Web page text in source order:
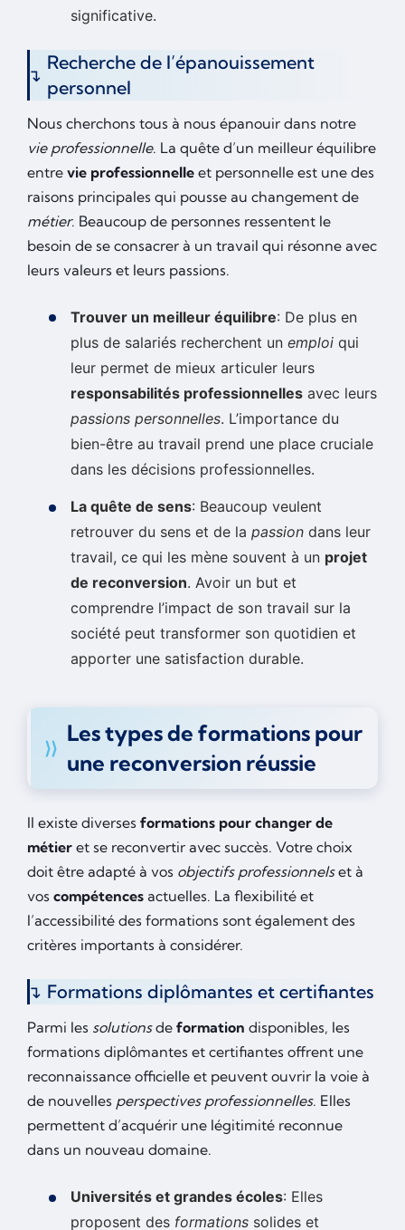
significative.
Recherche de l’épanouissement
personnel
Nous cherchons tous à nous épanouir dans notre
vie professionnelle. La quête d’un meilleur équilibre
entre vie professionnelle et personnelle est une des
raisons principales qui pousse au changement de
métier. Beaucoup de personnes ressentent le
besoin de se consacrer à un travail qui résonne avec
leurs valeurs et leurs passions.
Trouver un meilleur équilibre: De plus en
plus de salariés recherchent un emploi qui
leur permet de mieux articuler leurs
responsabilités professionnelles avec leurs
passions personnelles. L’importance du
bien-être au travail prend une place cruciale
dans les décisions professionnelles.
La quête de sens: Beaucoup veulent
retrouver du sens et de la passion dans leur
travail, ce qui les mène souvent à un projet
de reconversion. Avoir un but et
comprendre l’impact de son travail sur la
société peut transformer son quotidien et
apporter une satisfaction durable.
Les types de formations pour
une reconversion réussie
Il existe diverses formations pour changer de
métier et se reconvertir avec succès. Votre choix
doit être adapté à vos objectifs professionnelset à
vos compétences actuelles. La flexibilité et
l’accessibilité des formations sont également des
critères importants à considérer.
Formations diplômantes et certifiantes
Parmi les solutionsde formation disponibles, les
formations diplômantes et certifiantes offrent une
reconnaissance officielle et peuvent ouvrir la voie à
de nouvelles perspectives professionnelles. Elles
permettent d’acquérir une légitimité reconnue
dans un nouveau domaine.
Universités et grandes écoles: Elles
proposent des formations solides et